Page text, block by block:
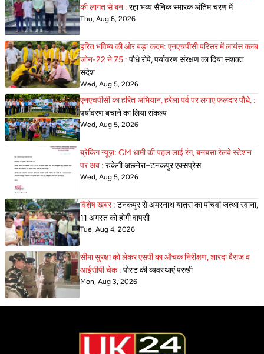
की लागत से बन : रहा भव्य सैनिक स्मारक अंतिम चरण में
Thu, Aug 6, 2026
हरित भविष्य की ओर बड़ा कदम: एनएचपीसी परिसर में लायंस क्लब
जोन-22 ने 75 : पौधे रोपे, पर्यावरण संरक्षण का दिया सशक्त
संदेश
Wed, Aug 5, 2026
एनएचपीसी का हरित अभियान, हरेला पर्व पर लगाए फलदार पौधे, :
पर्यावरण बचाने का लिया संकल्प
Wed, Aug 5, 2026
ब्रेकिंग न्यूज़: CM धामी की पहल लाई रंग, बनबसा रेलवे स्टेशन
पर अब : रुकेगी अछनेरा–टनकपुर एक्सप्रेस
Wed, Aug 5, 2026
विशेष खबर : टनकपुर से अमरनाथ यात्रा का पांचवां जत्था रवाना,
11 अगस्त को होगी वापसी
Tue, Aug 4, 2026
सीमा सुरक्षा को लेकर एसपी का औचक निरीक्षण, शारदा बैराज व
आईसीपी चेक : पोस्ट की व्यवस्थाएं परखी
Mon, Aug 3, 2026